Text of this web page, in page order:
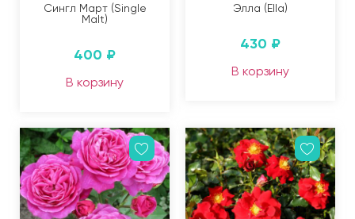
Сингл Март (Single
Malt)
400 ₽
В корзину
Элла (Ella)
430 ₽
В корзину